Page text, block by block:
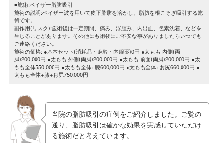
■施術:ベイザー脂肪吸引
施術の説明:ベイザー波を用いて皮下脂肪を溶かし、脂肪を根こそぎ吸引する施
術です。
副作用(リスク):施術後は一定期間、痛み、浮腫み、内出血、色素沈着、などを
生じることがあります。その他にも術後にご不安な事がありましたらいつでも
ご連絡ください。
施術の価格: ●基本セット(消耗品・麻酔・内服薬)0円 ●太もも 内側(両
脚)200,000円 ●太もも 外側(両脚)200,000円 ●太もも 前面(両脚)200,000円 ●太
もも全体550,000円 ●太もも全体+膝600,000円 ●太もも全体+お尻660,000円 ●
太もも全体+膝+お尻750,000円
当院の脂肪吸引の症例をご紹介しました。ご覧の
通り、脂肪吸引は確かな効果を実感していただけ
る施術だと考えています。